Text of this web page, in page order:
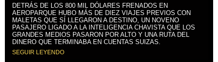
DETRÁS DE LOS 800 MIL DÓLARES FRENADOS EN
AEROPARQUE HUBO MÁS DE DIEZ VIAJES PREVIOS CON
MALETAS QUE SÍ LLEGARON A DESTINO, UN NOVENO
PASAJERO LIGADO A LA INTELIGENCIA CHAVISTA QUE LOS
GRANDES MEDIOS PASARON POR ALTO Y UNA RUTA DEL
DINERO QUE TERMINABA EN CUENTAS SUIZAS.
SEGUIR LEYENDO